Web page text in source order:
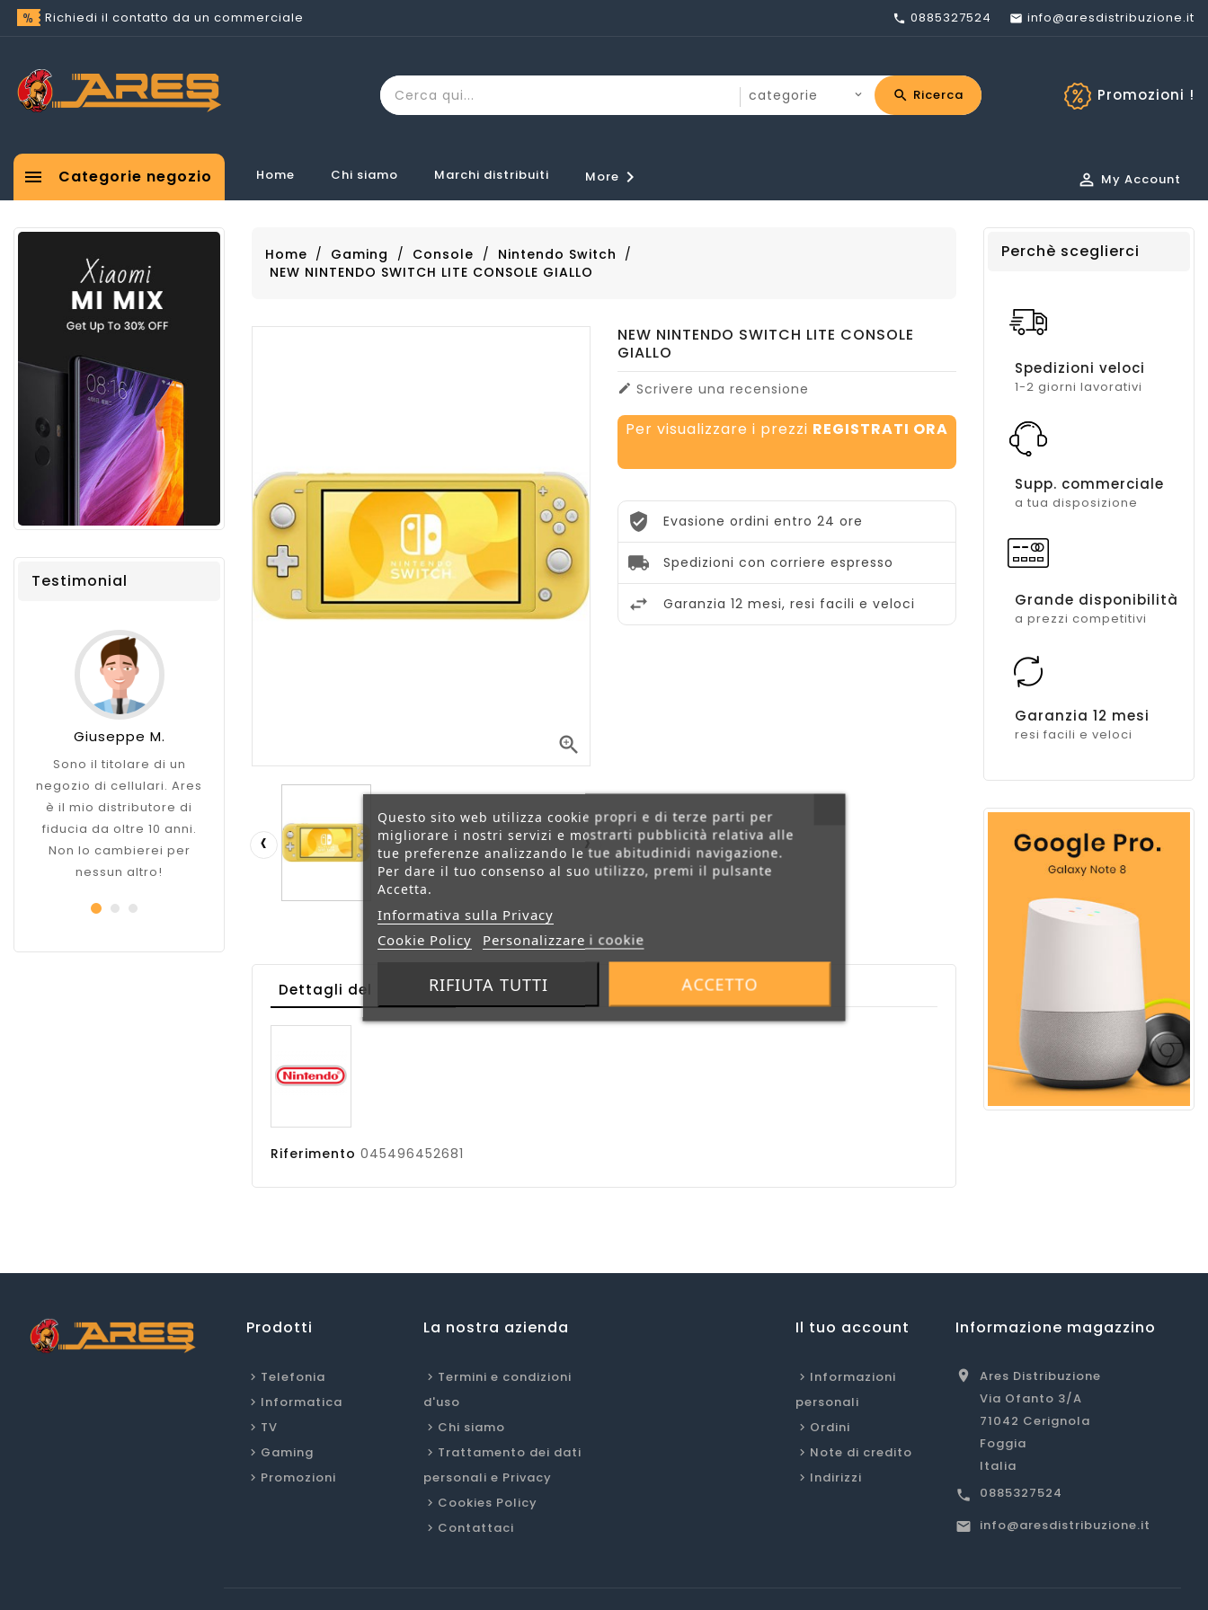
Richiedi il contatto da un commerciale  0885327524  info@aresdistribuzione.it
Promozioni !
Ricerca
Categorie negozio
 Home Chi siamo Marchi distribuiti More   My Account
Testimonial
Giuseppe M.
Sono il titolare di un
negozio di cellulari. Ares
è il mio distributore di
fiducia da oltre 10 anni.
Non lo cambierei per
nessun altro!
Vendo su Amazon
prodotti di elettronica
Ares è il partner perfetto
per il mio business
La mia azienda
puntuali nelle consegne.
Consiglio!
Home Gaming Console
Nintendo Switch
NEW NINTENDO SWITCH LITE CONSOLE GIALLO

‹ ›
NEW NINTENDO SWITCH LITE CONSOLE
GIALLO
 Scrivere una recensione
Per visualizzare i prezzi REGISTRATI ORA
Evasione ordini entro 24 ore
Spedizioni con corriere espresso
Garanzia 12 mesi, resi facili e veloci
Dettagli del prodotto Recensioni
Riferimento 045496452681
Perchè sceglierci
Spedizioni veloci
1-2 giorni lavorativi
Supp. commerciale
a tua disposizione
Grande disponibilità
a prezzi competitivi
Garanzia 12 mesi
resi facili e veloci
Prodotti
Telefonia
Informatica
TV
Gaming
Promozioni
La nostra azienda
Termini e condizioni
d'uso
Chi siamo
Trattamento dei dati
personali e Privacy
Cookies Policy
Contattaci
Il tuo account
Informazioni
personali
Ordini
Note di credito
Indirizzi
Informazione magazzino

Ares Distribuzione
Via Ofanto 3/A
71042 Cerignola
Foggia
Italia
 0885327524
 info@aresdistribuzione.it
Questo sito web utilizza cookie propri e di terze parti per
migliorare i nostri servizi e mostrarti pubblicità relativa alle
tue preferenze analizzando le tue abitudinidi navigazione.
Per dare il tuo consenso al suo utilizzo, premi il pulsante
Accetta.
Informativa sulla Privacy
Cookie Policy
Personalizzare i cookie
RIFIUTA TUTTI ACCETTO